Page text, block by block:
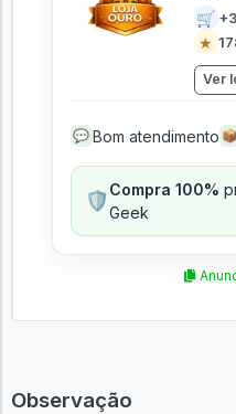
🛒
★
Ver
💬 Bom atendimento 📦
🛡️Compra 100%
Geek
Observação